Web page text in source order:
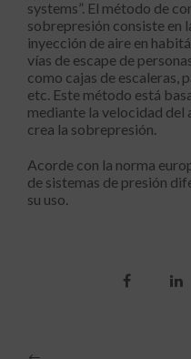
systems”. El método de
sobrepresión consiste en
inyección de aire en
vías de escape de
como cajas de escaleras,
etc. Este método está
mediante la velocidad
crea la sobrepresión.
Acorde con la norma
de sistemas de presión
su uso.